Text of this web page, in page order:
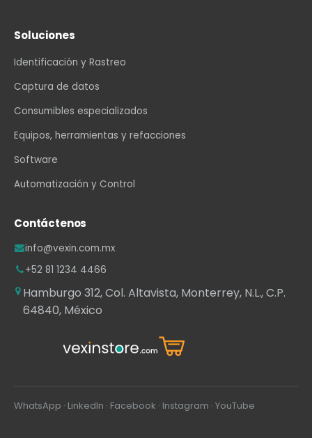
Soluciones
Identificación y Rastreo
Captura de datos
Consumibles especializados
Equipos, herramientas y refacciones
Software
Automatización y Control
Contáctenos
info@vexin.com.mx
+52 81 1234 4466
Hamburgo 312, Col. Altavista, Monterrey, N.L., C.P.
64840, México
WhatsApp · LinkedIn · Facebook · Instagram · YouTube